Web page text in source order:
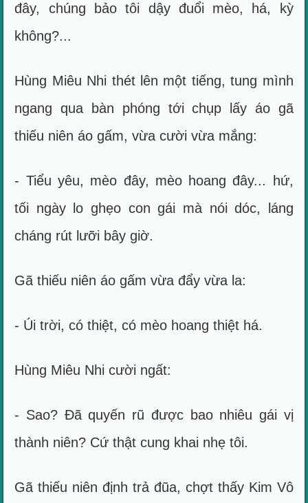
đây, chúng bảo tôi dậy đuổi mèo, há, kỳ
không?...
Hùng Miêu Nhi thét lên một tiếng, tung mình
ngang qua bàn phóng tới chụp lấy áo gã
thiếu niên áo gấm, vừa cười vừa mắng:
- Tiểu yêu, mèo đây, mèo hoang đây... hứ,
tối ngày lo ghẹo con gái mà nói dóc, láng
cháng rút lưỡi bây giờ.
Gã thiếu niên áo gấm vừa đẩy vừa la:
- Úi trời, có thiệt, có mèo hoang thiệt há.
Hùng Miêu Nhi cười ngất:
- Sao? Đã quyến rũ được bao nhiêu gái vị
thành niên? Cứ thật cung khai nhẹ tôi.
Gã thiếu niên định trả đũa, chợt thấy Kim Vô